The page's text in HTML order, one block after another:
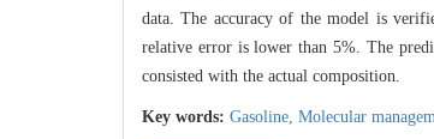
data. The accuracy of the model is
relative error is lower than 5%. The
consisted with the actual composition.
Key words: Gasoline, Molecular